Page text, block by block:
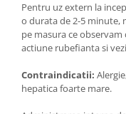
Pentru uz extern la
o durata de 2-5 minute,
pe masura ce
actiune rubefianta si
Contraindicatii:
hepatica foarte mare.